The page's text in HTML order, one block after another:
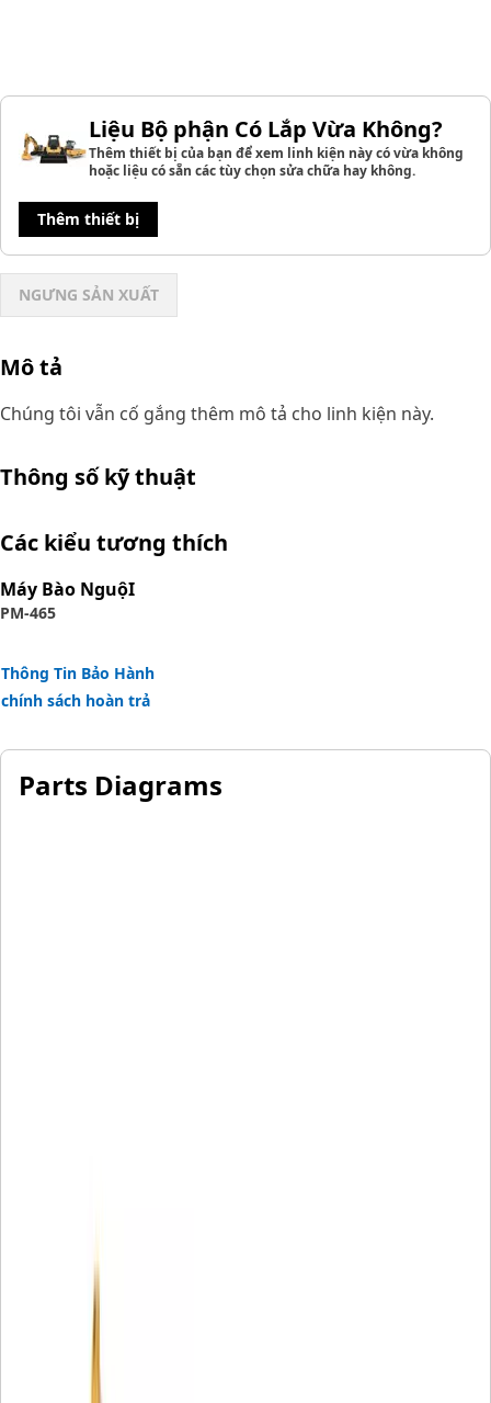
Liệu Bộ phận Có Lắp Vừa Không?
Thêm thiết bị của bạn để xem linh kiện này có vừa không
hoặc liệu có sẵn các tùy chọn sửa chữa hay không.
Thêm thiết bị
NGƯNG SẢN XUẤT
Mô tả
Chúng tôi vẫn cố gắng thêm mô tả cho linh kiện này.
Thông số kỹ thuật
Các kiểu tương thích
Máy Bào NguộI
PM-465
Thông Tin Bảo Hành
chính sách hoàn trả
Parts Diagrams